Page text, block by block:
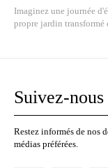
Imaginez une journée
propre jardin transformé
Suivez-nous
Restez informés de nos
médias préférées.